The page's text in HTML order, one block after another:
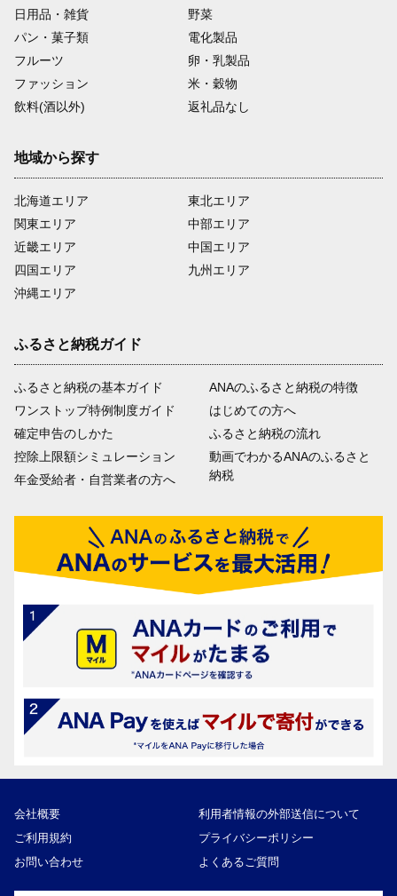
日用品・雑貨
野菜
パン・菓子類
電化製品
フルーツ
卵・乳製品
ファッション
米・穀物
飲料(酒以外)
返礼品なし
地域から探す
北海道エリア
関東エリア
近畿エリア
四国エリア
沖縄エリア
東北エリア
中部エリア
中国エリア
九州エリア
ふるさと納税ガイド
ふるさと納税の基本ガイド
ワンストップ特例制度ガイド
確定申告のしかた
控除上限額シミュレーション
年金受給者・自営業者の方へ
ANAのふるさと納税の特徴
はじめての方へ
ふるさと納税の流れ
動画でわかるANAのふるさと
納税
会社概要
利用者情報の外部送信について
ご利用規約
プライバシーポリシー
お問い合わせ
よくあるご質問